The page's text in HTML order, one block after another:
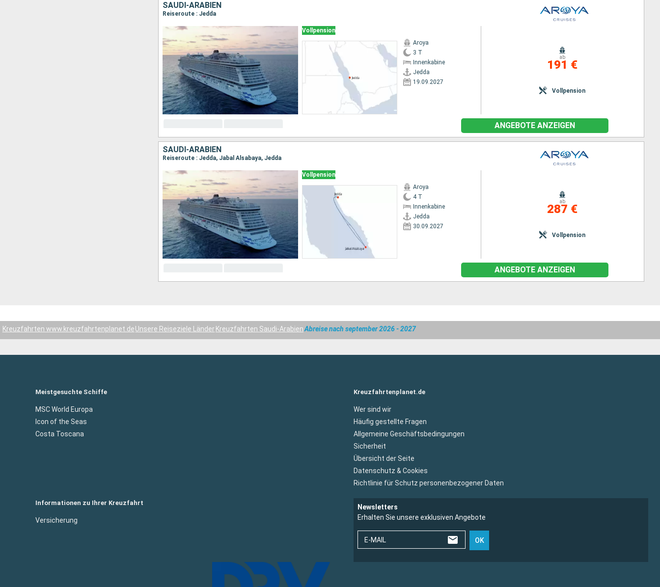
SAUDI-ARABIEN
Reiseroute : Jedda
Vollpension
Aroya
3 T
Innenkabine
Jedda
19.09.2027
ab
191 €
Vollpension
ANGEBOTE ANZEIGEN
SAUDI-ARABIEN
Reiseroute : Jedda, Jabal Alsabaya, Jedda
Vollpension
Aroya
4 T
Innenkabine
Jedda
30.09.2027
ab
287 €
Vollpension
ANGEBOTE ANZEIGEN
Kreuzfahrten www.kreuzfahrtenplanet.deUnsere Reiseziele Länder Kreuzfahrten Saudi-ArabienAbreise nach september 2026 - 2027
Meistgesuchte Schiffe
MSC World Europa
Icon of the Seas
Costa Toscana
Kreuzfahrtenplanet.de
Wer sind wir
Häufig gestellte Fragen
Allgemeine Geschäftsbedingungen
Sicherheit
Übersicht der Seite
Datenschutz & Cookies
Richtlinie für Schutz personenbezogener Daten
Informationen zu Ihrer Kreuzfahrt
Versicherung
Newsletters
Erhalten Sie unsere exklusiven Angebote
E-MAIL OK